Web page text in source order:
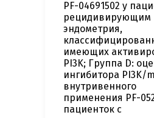
PF-04691502 у
рецидивирующим
эндометрия,
имеющих
PI3K; Группа D:
ингибитора PI3K/
внутривенного
применения PF-
пациенток с